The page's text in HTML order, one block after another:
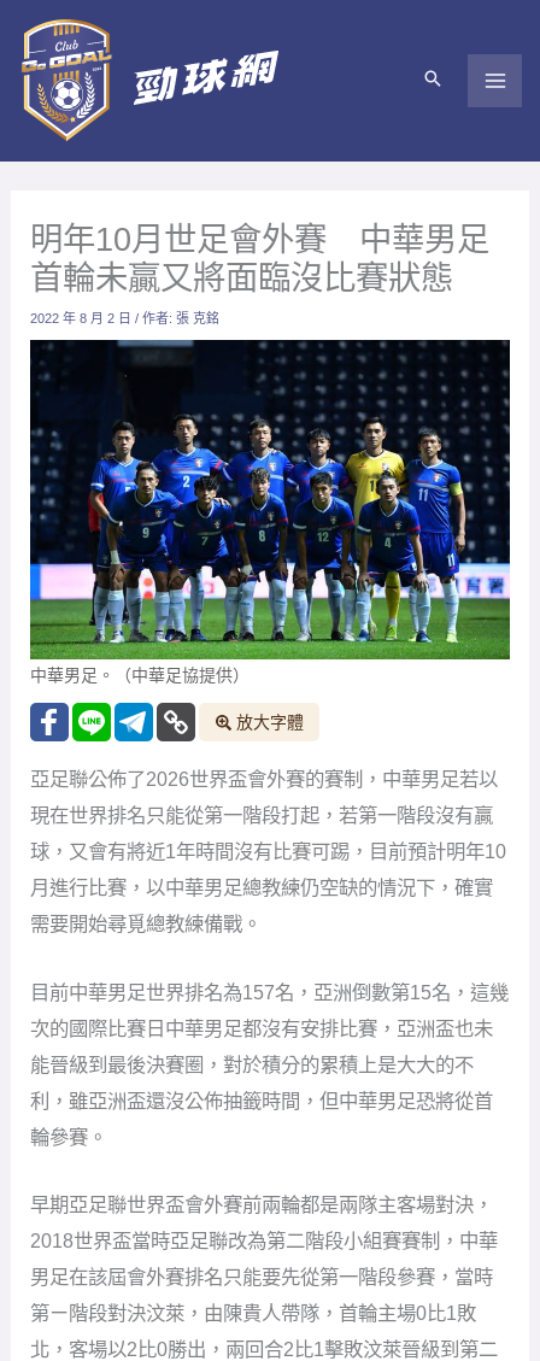
內
明年10月世足會外賽 中華男足
首輪未贏又將面臨沒比賽狀態
2022 年 8 月 2 日/ 作者:張 克銘
中華男足。（中華足協提供）
放大字體
亞足聯公佈了2026世界盃會外賽的賽制，中華男足若以
現在世界排名只能從第一階段打起，若第一階段沒有贏
球，又會有將近1年時間沒有比賽可踢，目前預計明年10
月進行比賽，以中華男足總教練仍空缺的情況下，確實
需要開始尋覓總教練備戰。
目前中華男足世界排名為157名，亞洲倒數第15名，這幾
次的國際比賽日中華男足都沒有安排比賽，亞洲盃也未
能晉級到最後決賽圈，對於積分的累積上是大大的不
利，雖亞洲盃還沒公佈抽籤時間，但中華男足恐將從首
輪參賽。
早期亞足聯世界盃會外賽前兩輪都是兩隊主客場對決，
2018世界盃當時亞足聯改為第二階段小組賽賽制，中華
男足在該屆會外賽排名只能要先從第一階段參賽，當時
第ㄧ階段對決汶萊，由陳貴人帶隊，首輪主場0比1敗
北，客場以2比0勝出，兩回合2比1擊敗汶萊晉級到第二